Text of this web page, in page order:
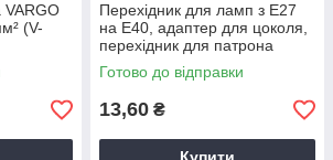
VARGO
(V-
Перехідник для ламп з Е27
на Е40, адаптер для цоколя,
перехідник для патрона
Готово до відправки
13,60 ₴